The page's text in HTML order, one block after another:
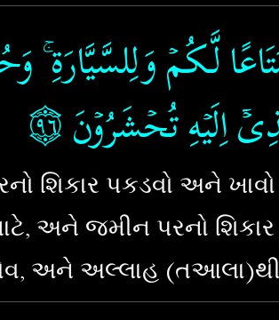
لَّـكُمۡ وَلِلسَّيَّارَةِ​
اِلَيۡهِ تُحۡشَرُوۡنَ‏۝٩٦
શિકાર પકડવો અને
અને જમીન પરનો
અને અલ્લાહ